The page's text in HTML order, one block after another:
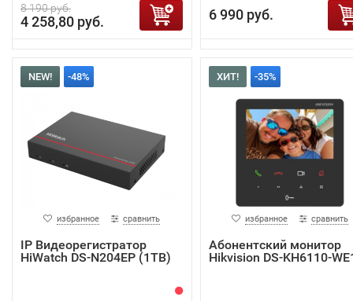
8 190 руб.
4 258,80 руб. 6 990 руб.
NEW! -48%
избранное сравнить
IP Видеорегистратор
HiWatch DS-N204EP (1TB)
ХИТ! -35%
избранное сравнить
Абонентский монитор
Hikvision DS-KH6110-